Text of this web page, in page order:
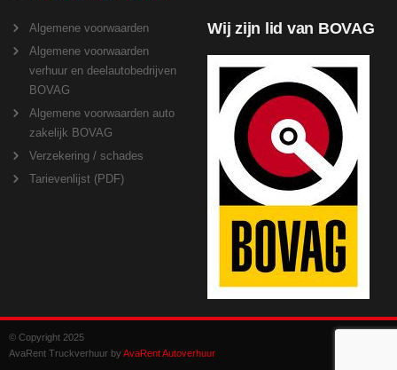
Algemene voorwaarden
Algemene voorwaarden
verhuur en deelautobedrijven
BOVAG
Algemene voorwaarden auto
zakelijk BOVAG
Verzekering / schades
Tarievenlijst (PDF)
Wij zijn lid van BOVAG
© Copyright 2025
AvaRent Truckverhuur by AvaRent Autoverhuur